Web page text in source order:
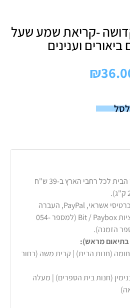
-קריאת שמע שעל
וענינים
₪
שליח עד הבית לכל רחבי הארץ ב-39 ש"ח
כרטיסי אשראי, PayPal, העברה
בנקאית או באפליקציות Bit / Paybox (למספר 054-
בתיאום מראש):
(חנות הבית) | קרית משה (רחוב
(חנות בית הספרים) | מעלה